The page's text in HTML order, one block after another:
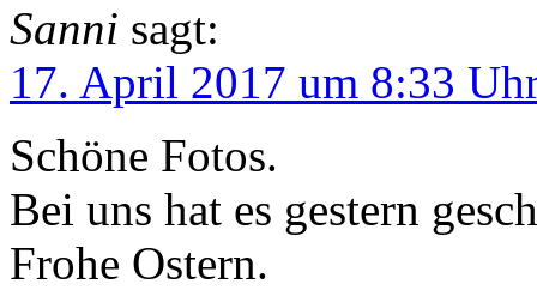
Sanni sagt:
17. April 2017 um 8:33
Schöne Fotos.
Bei uns hat es gestern
Frohe Ostern.